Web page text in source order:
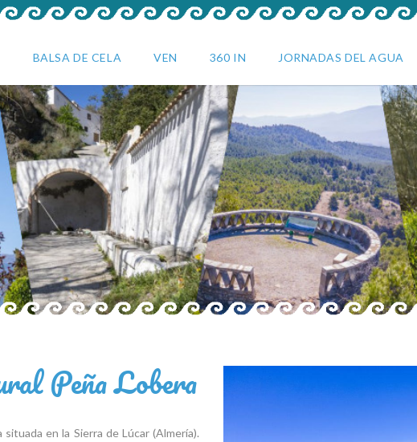
BALSA DE CELA VEN 360 IN JORNADAS DEL AGUA
Peña Lobera
en la Sierra de Lúcar (Almería).